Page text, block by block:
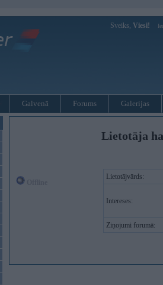
Sveiks, Viesi!
Galvenā Forums Galerijas
Lietotāja
Lietotājvārds:
Intereses:
Ziņojumi forumā: